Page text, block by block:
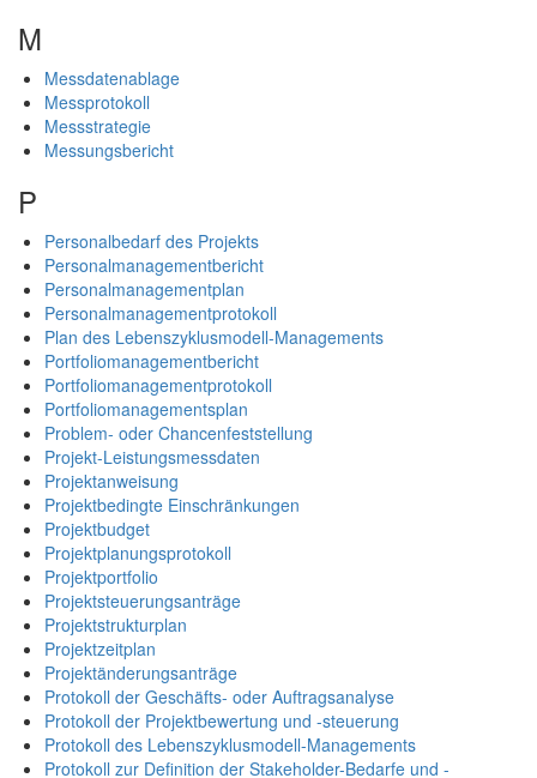
M
Messdatenablage
Messprotokoll
Messstrategie
Messungsbericht
P
Personalbedarf des Projekts
Personalmanagementbericht
Personalmanagementplan
Personalmanagementprotokoll
Plan des Lebenszyklusmodell-Managements
Portfoliomanagementbericht
Portfoliomanagementprotokoll
Portfoliomanagementsplan
Problem- oder Chancenfeststellung
Projekt-Leistungsmessdaten
Projektanweisung
Projektbedingte Einschränkungen
Projektbudget
Projektplanungsprotokoll
Projektportfolio
Projektsteuerungsanträge
Projektstrukturplan
Projektzeitplan
Projektänderungsanträge
Protokoll der Geschäfts- oder Auftragsanalyse
Protokoll der Projektbewertung und -steuerung
Protokoll des Lebenszyklusmodell-Managements
Protokoll zur Definition der Stakeholder-Bedarfe und -